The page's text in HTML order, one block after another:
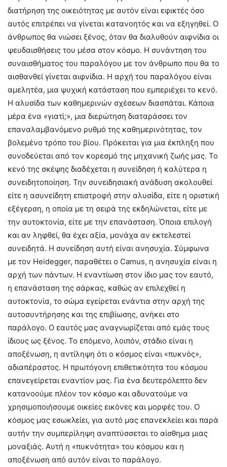
διατήρηση της οικειότητας με αυτόν είναι εφικτές όσο
αυτός επιτρέπει να γίνεται κατανοητός και να εξηγηθεί. Ο
άνθρωπος θα νιώσει ξένος, όταν θα διαλυθούν αιφνίδια οι
ψευδαισθήσεις του μέσα στον κόσμο. Η συνάντηση του
συναισθήματος του παραλόγου με τον άνθρωπο που θα το
αισθανθεί γίνεται αιφνίδια. Η αρχή του παραλόγου είναι
αμελητέα, μια ψυχική κατάσταση που εμπεριέχει το κενό.
Η αλυσίδα των καθημερινών σχέσεων διασπάται. Κάποια
μέρα ένα «γιατί;», μια διερώτηση διαταράσσει τον
επαναλαμβανόμενο ρυθμό της καθημερινότητας, τον
βολεμένο τρόπο του βίου. Πρόκειται για μια έκπληξη που
συνοδεύεται από τον κορεσμό της μηχανική ζωής μας. Το
κενό της σκέψης διαδέχεται η συνείδηση ή καλύτερα η
συνειδητοποίηση. Την συνειδησιακή ανάδυση ακολουθεί
είτε η ασυνείδητη επιστροφή στην αλυσίδα, είτε η οριστική
εξέγερση, η οποία με τη σειρά της εκδηλώνεται, είτε με
την αυτοκτονία, είτε με την επανάσταση. Όποια επιλογή
και αν ληφθεί, θα έχει αξία, μονάχα αν εκτελεστεί
συνειδητά. Η συνείδηση αυτή είναι ανησυχία. Σύμφωνα
με τον Heidegger, παραθέτει ο Camus, η ανησυχία είναι η
αρχή των πάντων. Η εναντίωση στον ίδιο μας τον εαυτό,
η επανάσταση της σάρκας, καθώς αν επιλεχθεί η
αυτοκτονία, το σώμα εγείρεται ενάντια στην αρχή της
αυτοσυντήρησης και της επιβίωσης, ανήκει στο
παράλογο. Ο εαυτός μας αναγνωρίζεται από εμάς τους
ίδιους ως ξένος. Το επόμενο, λοιπόν, στάδιο είναι η
αποξένωση, η αντίληψη ότι ο κόσμος είναι «πυκνός»,
αδιαπέραστος. Η πρωτόγονη επιθετικότητα του κόσμου
επανεγείρεται εναντίον μας. Για ένα δευτερόλεπτο δεν
κατανοούμε πλέον τον κόσμο και αδυνατούμε να
χρησιμοποιήσουμε οικείες εικόνες και μορφές του. Ο
κόσμος μας εσωκλείει, για αυτό μας επανεκλείει και παρά
αυτήν την συμπερίληψη αναπτύσσεται το αίσθημα μιας
μοναξιάς. Αυτή η «πυκνότητα» του κόσμου και η
αποξένωση από αυτόν είναι το παράλογο.